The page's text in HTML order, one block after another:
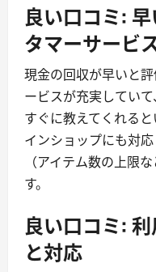
良い口コミ:
タマーサービ
現金の回収が早いと
ービスが充実してい
すぐに教えてくれる
インショップにも対
（アイテム数の上限
す。
良い口コミ:
と対応